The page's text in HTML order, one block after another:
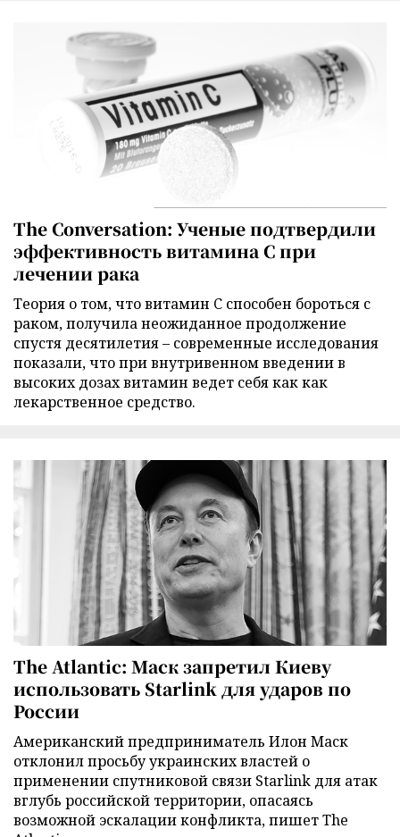
The Conversation: Ученые подтвердили
эффективность витамина C при
лечении рака
Теория о том, что витамин C способен бороться с
раком, получила неожиданное продолжение
спустя десятилетия – современные исследования
показали, что при внутривенном введении в
высоких дозах витамин ведет себя как как
лекарственное средство.
The Atlantic: Маск запретил Киеву
использовать Starlink для ударов по
России
Американский предприниматель Илон Маск
отклонил просьбу украинских властей о
применении спутниковой связи Starlink для атак
вглубь российской территории, опасаясь
возможной эскалации конфликта, пишет The